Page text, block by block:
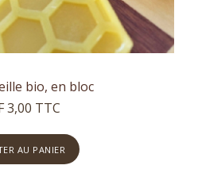
bio, en bloc
3,00 TTC
AU PANIER